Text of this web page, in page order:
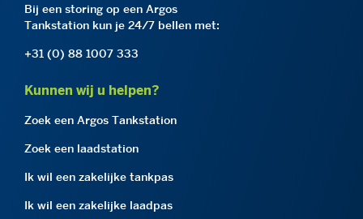
Bij een storing op een Argos
Tankstation kun je 24/7 bellen met:
+31 (0) 88 1007 333
Kunnen wij u helpen?
Zoek een Argos Tankstation
Zoek een laadstation
Ik wil een zakelijke tankpas
Ik wil een zakelijke laadpas